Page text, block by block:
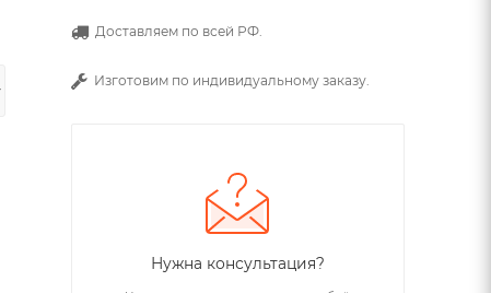
Доставляем по всей РФ.
Изготовим по индивидуальному заказу.
Нужна консультация?